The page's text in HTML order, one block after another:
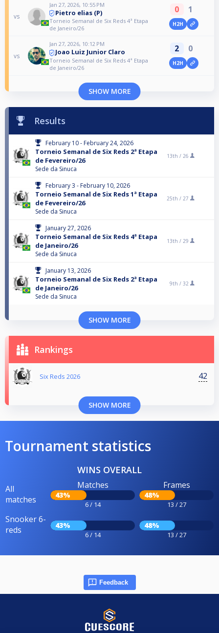
vs
Jan 27, 2026, 10:55 PM
Pietro elias (P)
Torneio Semanal de Six Reds 4ª Etapa
de Janeiro/26
0 1
H2H
vs
Jan 27, 2026, 10:12 PM
Joao Luiz Junior Claro
Torneio Semanal de Six Reds 4ª Etapa
de Janeiro/26
2 0
H2H
SHOW MORE
Results
February 10 - February 24, 2026
Torneio Semanal de Six Reds 2ª Etapa
de Fevereiro/26
Sede da Sinuca
13th / 26
February 3 - February 10, 2026
Torneio Semanal de Six Reds 1ª Etapa
de Fevereiro/26
Sede da Sinuca
25th / 27
January 27, 2026
Torneio Semanal de Six Reds 4ª Etapa
de Janeiro/26
Sede da Sinuca
13th / 29
January 13, 2026
Torneio Semanal de Six Reds 2ª Etapa
de Janeiro/26
Sede da Sinuca
9th / 32
SHOW MORE
Rankings
Six Reds 2026 42
SHOW MORE
Tournament statistics
WINS OVERALL
All
matches
Matches
43%
6 / 14
Frames
48%
13 / 27
Snooker 6-
reds
43%
6 / 14
48%
13 / 27
Feedback